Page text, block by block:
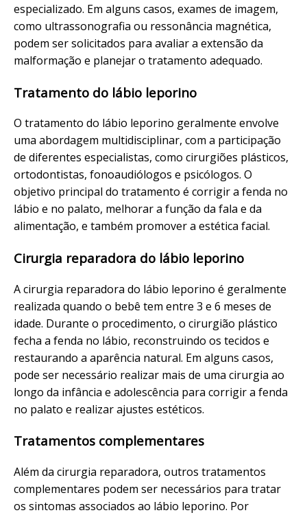
especializado. Em alguns casos, exames de imagem,
como ultrassonografia ou ressonância magnética,
podem ser solicitados para avaliar a extensão da
malformação e planejar o tratamento adequado.
Tratamento do lábio leporino
O tratamento do lábio leporino geralmente envolve
uma abordagem multidisciplinar, com a participação
de diferentes especialistas, como cirurgiões plásticos,
ortodontistas, fonoaudiólogos e psicólogos. O
objetivo principal do tratamento é corrigir a fenda no
lábio e no palato, melhorar a função da fala e da
alimentação, e também promover a estética facial.
Cirurgia reparadora do lábio leporino
A cirurgia reparadora do lábio leporino é geralmente
realizada quando o bebê tem entre 3 e 6 meses de
idade. Durante o procedimento, o cirurgião plástico
fecha a fenda no lábio, reconstruindo os tecidos e
restaurando a aparência natural. Em alguns casos,
pode ser necessário realizar mais de uma cirurgia ao
longo da infância e adolescência para corrigir a fenda
no palato e realizar ajustes estéticos.
Tratamentos complementares
Além da cirurgia reparadora, outros tratamentos
complementares podem ser necessários para tratar
os sintomas associados ao lábio leporino. Por